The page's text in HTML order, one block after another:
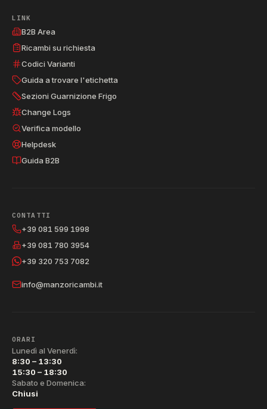
LINK
B2B Area
Ricambi su richiesta
Codici Varianti
Guida a trovare l'etichetta
Sezioni Guarnizione Frigo
Change Logs
Verifica modello
Helpdesk
Guida B2B
CONTATTI
+39 081 599 1998
+39 081 780 3954
+39 320 753 7082
info@manzoricambi.it
ORARI
Lunedì al Venerdì:
8:30 – 13:30
15:30 – 18:30
Sabato e Domenica:
Chiusi